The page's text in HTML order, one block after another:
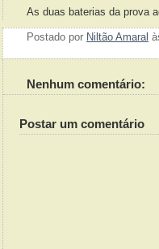
As duas baterias da prova
Postado por Niltão Amaral
Nenhum comentário:
Postar um comentário